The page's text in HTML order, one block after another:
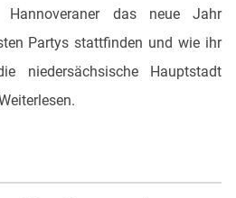
Hannoveraner das neue Jahr
Partys stattfinden und wie ihr
niedersächsische Hauptstadt